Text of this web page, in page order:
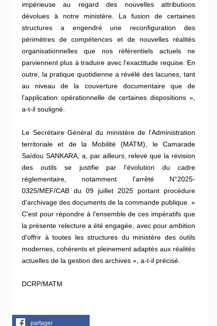
impérieuse au regard des nouvelles attributions
dévolues à notre ministère. La fusion de certaines
structures a engendré une reconfiguration des
périmètres de compétences et de nouvelles réalités
organisationnelles que nos référentiels actuels ne
parviennent plus à traduire avec l'exactitude requise. En
outre, la pratique quotidienne a révélé des lacunes, tant
au niveau de la couverture documentaire que de
l'application opérationnelle de certaines dispositions »,
a-t-il souligné.
Le Secrétaire Général du ministère de l'Administration
territoriale et de la Mobilité (MATM), le Camarade
Saïdou SANKARA, a, par ailleurs, relevé que la révision
des outils se justifie par l'évolution du cadre
réglementaire, notamment l'arrêté N°2025-
0325/MEF/CAB du 09 juillet 2025 portant procédure
d'archivage des documents de la commande publique. «
C'est pour répondre à l'ensemble de ces impératifs que
la présente relecture a été engagée, avec pour ambition
d'offrir à toutes les structures du ministère des outils
modernes, cohérents et pleinement adaptés aux réalités
actuelles de la gestion des archives », a-t-il précisé.
DCRP/MATM
partager